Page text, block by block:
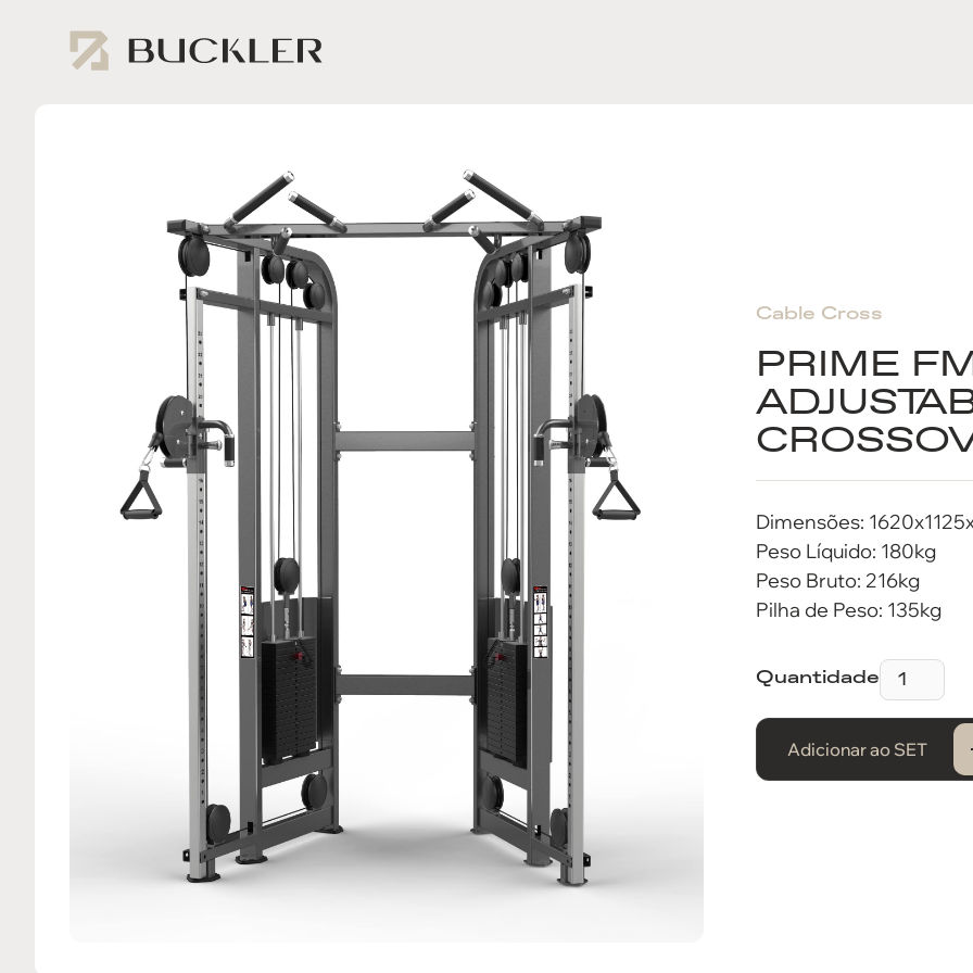
Cable Cross
PRIME
Dimensões:
Peso Líquido: 180kg
Peso Bruto: 216kg
Pilha de Peso: 135kg
Quantidade
Adicionar ao SET